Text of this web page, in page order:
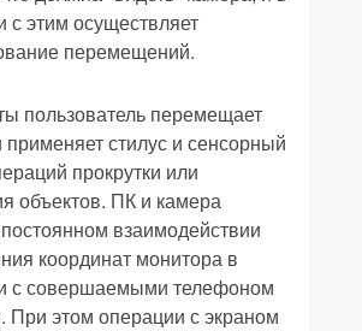
с этим осуществляет
перемещений.
пользователь перемещает
стилус и сенсорный
прокрутки или
объектов. ПК и камера
взаимодействии
координат монитора в
с совершаемыми телефоном
этом операции с экраном